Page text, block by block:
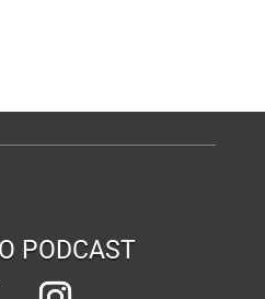
PODCAST